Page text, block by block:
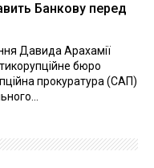
Банкову перед
Давида Арахамії
бюро
прокуратура (САП)